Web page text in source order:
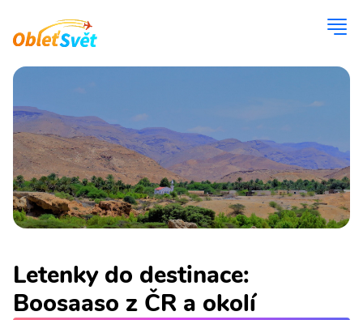
Letenky do destinace:
Boosaaso z ČR a okolí